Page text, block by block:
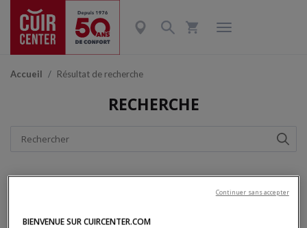
Accueil Résultat de recherche
RECHERCHE
BIENVENUE SUR CUIRCENTER.COM
Continuer sans accepter